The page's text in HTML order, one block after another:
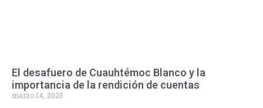
El desafuero de Cuauhtémoc Blanco y la
importancia de la rendición de cuentas
marzo 14, 2025